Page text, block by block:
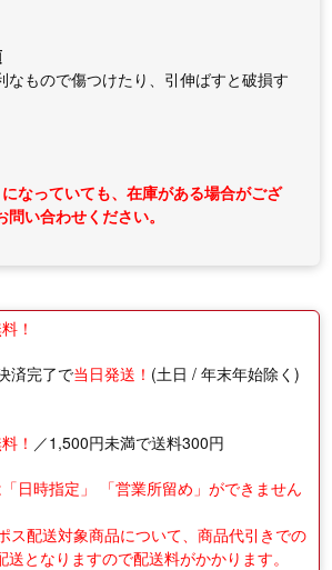
なもので傷つけたり、引伸ばすと破損す
なっていても、在庫がある場合がござ
い合わせください。
！
済完了で当日発送！ (土日 / 年末年始除く)
！ ／1,500円未満で送料300円
日時指定」 「営業所留め」ができません
ス配送対象商品について、商品代引きでの
となりますので配送料がかかります。